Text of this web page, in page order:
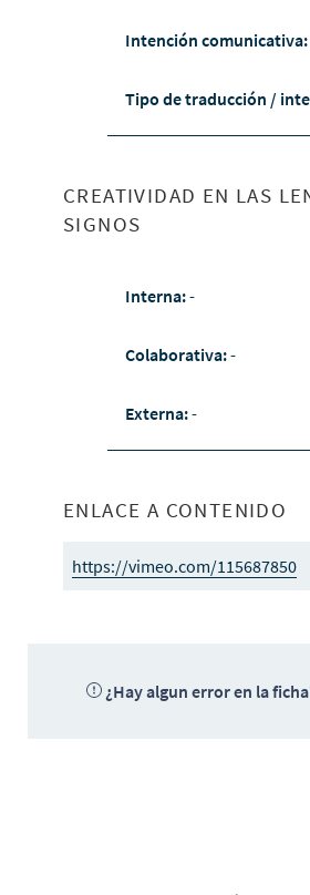
Intención comunicativa:
Tipo de traducción /
CREATIVIDAD EN LAS
SIGNOS
Interna:-
Colaborativa:-
Externa:-
ENLACE A CONTENIDO
https://vimeo.com/115687850
¿Hay algun error en la